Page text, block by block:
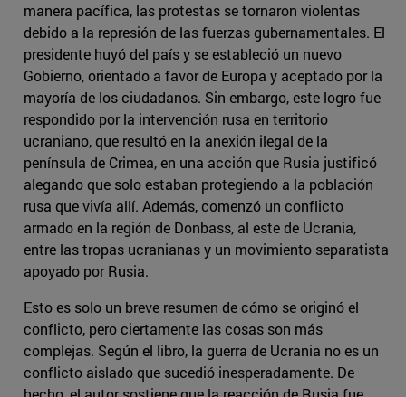
manera pacífica, las protestas se tornaron violentas
debido a la represión de las fuerzas gubernamentales. El
presidente huyó del país y se estableció un nuevo
Gobierno, orientado a favor de Europa y aceptado por la
mayoría de los ciudadanos. Sin embargo, este logro fue
respondido por la intervención rusa en territorio
ucraniano, que resultó en la anexión ilegal de la
península de Crimea, en una acción que Rusia justificó
alegando que solo estaban protegiendo a la población
rusa que vivía allí. Además, comenzó un conflicto
armado en la región de Donbass, al este de Ucrania,
entre las tropas ucranianas y un movimiento separatista
apoyado por Rusia.
Esto es solo un breve resumen de cómo se originó el
conflicto, pero ciertamente las cosas son más
complejas. Según el libro, la guerra de Ucrania no es un
conflicto aislado que sucedió inesperadamente. De